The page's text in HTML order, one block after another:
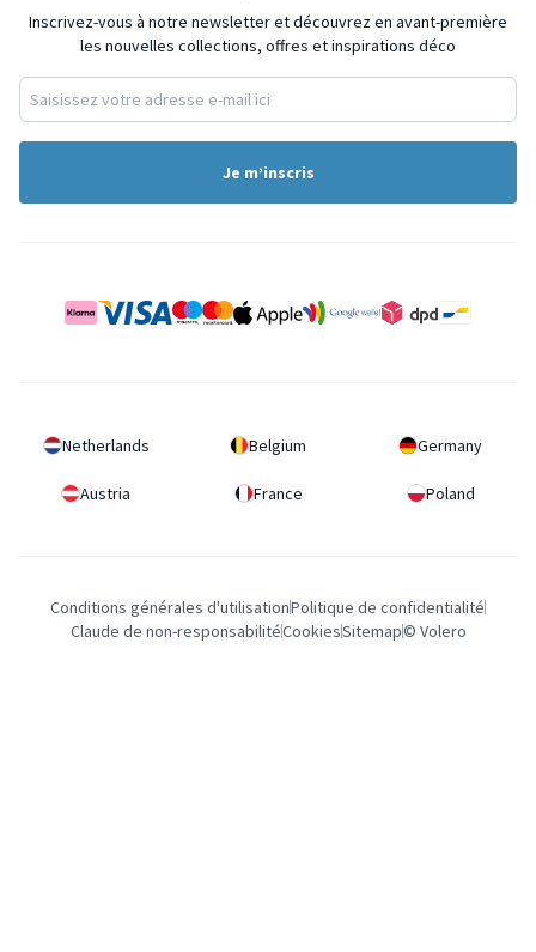
Inscrivez-vous à notre newsletter et découvrez en avant-première
les nouvelles collections, offres et inspirations déco
Je m’inscris
Netherlands Belgium Germany
Austria France Poland
Conditions générales d'utilisationPolitique de confidentialité
Claude de non-responsabilitéCookiesSitemap© Volero